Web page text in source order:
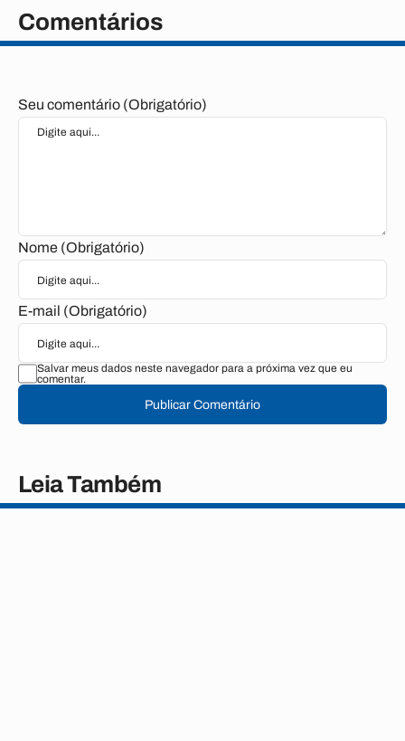
Comentários
Seu comentário (Obrigatório)
Nome (Obrigatório)
E-mail (Obrigatório)
Salvar meus dados neste navegador para a próxima vez que eu
comentar.
Publicar Comentário
Leia Também